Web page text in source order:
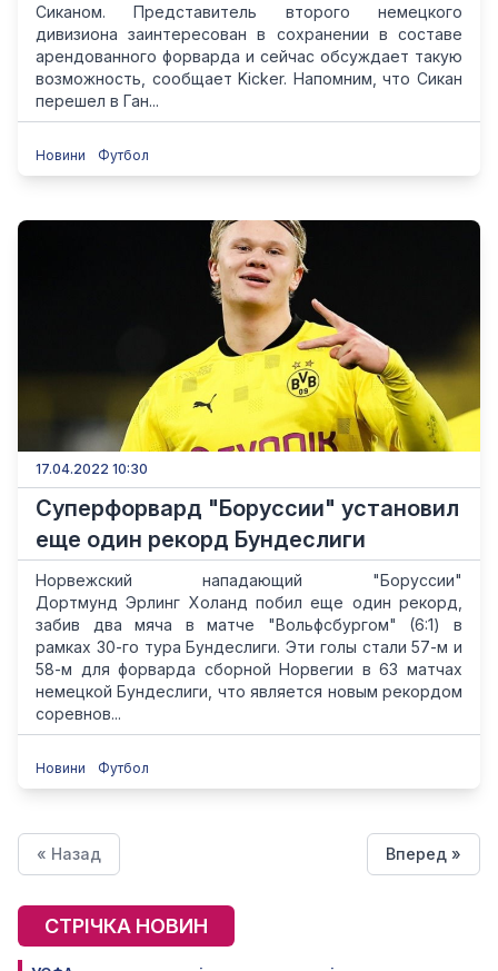
Сиканом. Представитель второго немецкого
дивизиона заинтересован в сохранении в составе
арендованного форварда и сейчас обсуждает такую
возможность, сообщает Kicker. Напомним, что Сикан
перешел в Ган...
Новини Футбол
17.04.2022 10:30
Суперфорвард "Боруссии" установил
еще один рекорд Бундеслиги
Норвежский нападающий "Боруссии"
Дортмунд Эрлинг Холанд побил еще один рекорд,
забив два мяча в матче "Вольфсбургом" (6:1) в
рамках 30-го тура Бундеслиги. Эти голы стали 57-м и
58-м для форварда сборной Норвегии в 63 матчах
немецкой Бундеслиги, что является новым рекордом
соревнов...
Новини Футбол
« Назад Вперед »
СТРІЧКА НОВИН